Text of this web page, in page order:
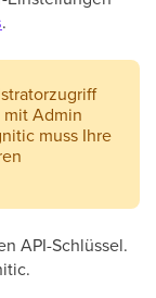
.
mit Admin
muss Ihre
API-Schlüssel.